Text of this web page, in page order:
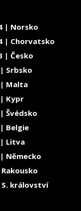
| Norsko
| Chorvatsko
| Česko
Srbsko
Malta
Kypr
Švédsko
Belgie
Litva
Německo
království